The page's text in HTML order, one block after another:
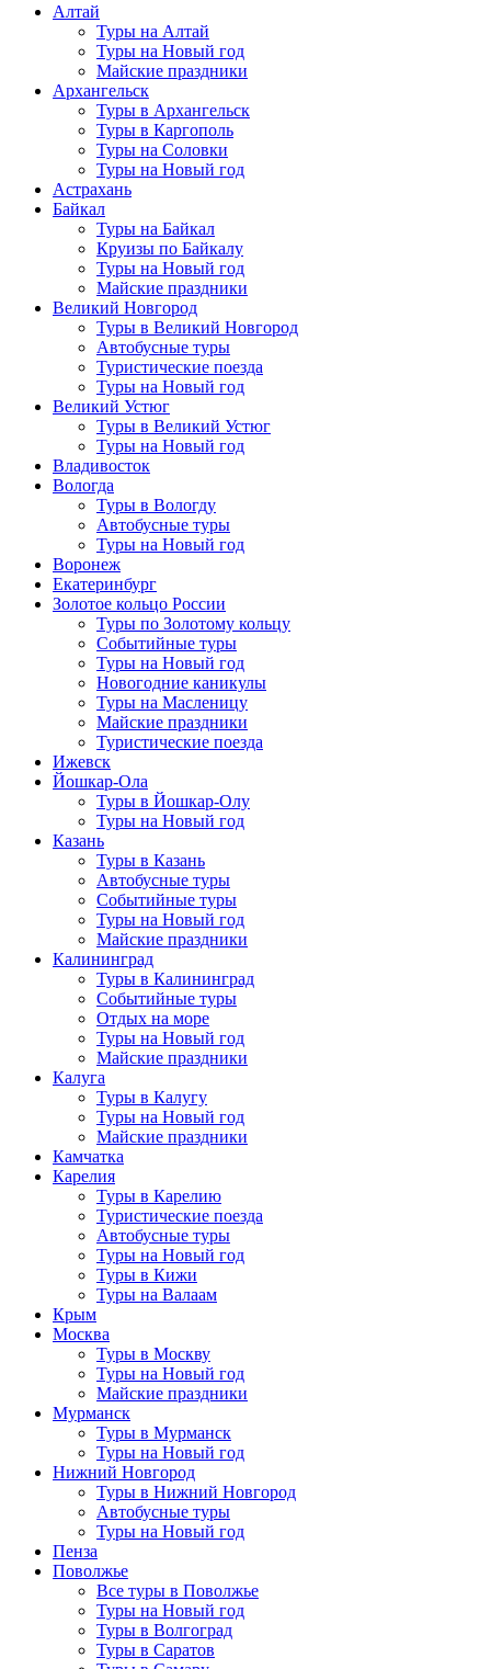
Алтай
Туры на Алтай
Туры на Новый год
Майские праздники
Архангельск
Туры в Архангельск
Туры в Каргополь
Туры на Соловки
Туры на Новый год
Астрахань
Байкал
Туры на Байкал
Круизы по Байкалу
Туры на Новый год
Майские праздники
Великий Новгород
Туры в Великий Новгород
Автобусные туры
Туристические поезда
Туры на Новый год
Великий Устюг
Туры в Великий Устюг
Туры на Новый год
Владивосток
Вологда
Туры в Вологду
Автобусные туры
Туры на Новый год
Воронеж
Екатеринбург
Золотое кольцо России
Туры по Золотому кольцу
Событийные туры
Туры на Новый год
Новогодние каникулы
Туры на Масленицу
Майские праздники
Туристические поезда
Ижевск
Йошкар-Ола
Туры в Йошкар-Олу
Туры на Новый год
Казань
Туры в Казань
Автобусные туры
Событийные туры
Туры на Новый год
Майские праздники
Калининград
Туры в Калининград
Событийные туры
Отдых на море
Туры на Новый год
Майские праздники
Калуга
Туры в Калугу
Туры на Новый год
Майские праздники
Камчатка
Карелия
Туры в Карелию
Туристические поезда
Автобусные туры
Туры на Новый год
Туры в Кижи
Туры на Валаам
Крым
Москва
Туры в Москву
Туры на Новый год
Майские праздники
Мурманск
Туры в Мурманск
Туры на Новый год
Нижний Новгород
Туры в Нижний Новгород
Автобусные туры
Туры на Новый год
Пенза
Поволжье
Все туры в Поволжье
Туры на Новый год
Туры в Волгоград
Туры в Саратов